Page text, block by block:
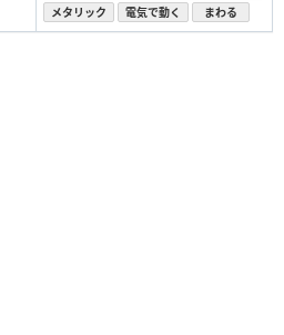
メタリック
電気で動く まわる